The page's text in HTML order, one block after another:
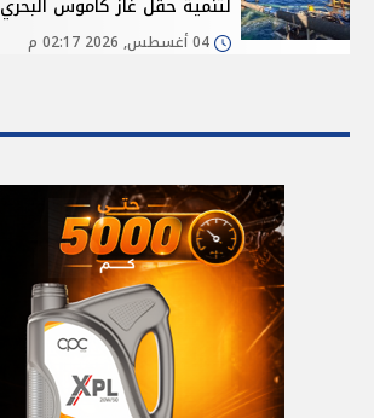
لتنمية حقل غاز كاموس البحري